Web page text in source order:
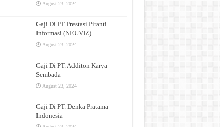
August 23, 2024
Gaji Di PT Prestasi Piranti
Informasi (NEUVIZ)
August 23, 2024
Gaji Di PT. Additon Karya
Sembada
August 23, 2024
Gaji Di PT. Denka Pratama
Indonesia